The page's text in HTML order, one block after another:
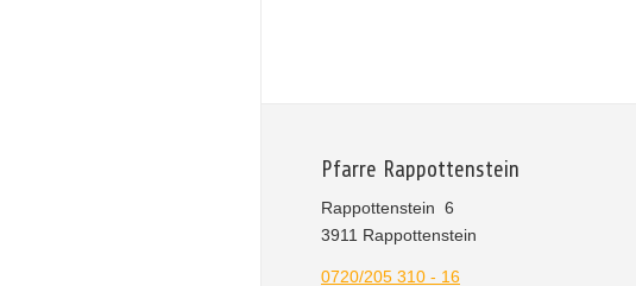
Pfarre Rappottenstein
Rappottenstein 6
3911 Rappottenstein
0720/205 310 - 16